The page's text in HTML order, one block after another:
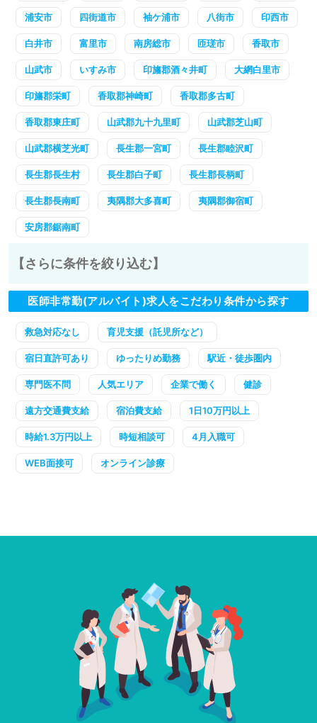
浦安市 四街道市 袖ケ浦市 八街市 印西市
白井市 富里市 南房総市 匝瑳市 香取市
山武市 いすみ市 印旛郡酒々井町 大網白里市
印旛郡栄町 香取郡神崎町 香取郡多古町
香取郡東庄町 山武郡九十九里町 山武郡芝山町
山武郡横芝光町 長生郡一宮町 長生郡睦沢町
長生郡長生村 長生郡白子町 長生郡長柄町
長生郡長南町 夷隅郡大多喜町 夷隅郡御宿町
安房郡鋸南町
【さらに条件を絞り込む】
医師非常勤(アルバイト)求人をこだわり条件から探す
救急対応なし 育児支援（託児所など）
宿日直許可あり ゆったりめ勤務 駅近・徒歩圏内
専門医不問 人気エリア 企業で働く 健診
遠方交通費支給 宿泊費支給 1日10万円以上
時給1.3万円以上 時短相談可 4月入職可
WEB面接可 オンライン診療